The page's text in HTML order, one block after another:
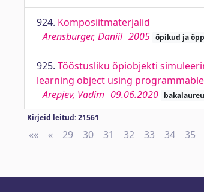
924. Komposiitmaterjalid
Arensburger, Daniil 2005 õpikud ja
925. Tööstusliku õpiobjekti
learning object using
Arepjev, Vadim 09.06.2020
Kirjeid leitud: 21561
«« First
« Previous
29 30 31 32 33 34 35